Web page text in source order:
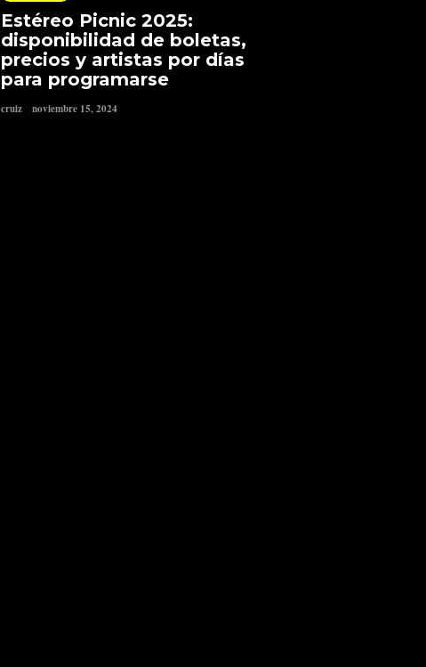
Estéreo Picnic 2025:
disponibilidad de boletas,
precios y artistas por días
para programarse
cruiz noviembre 15, 2024